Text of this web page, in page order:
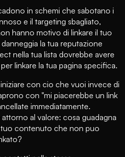
in schemi che sabotano i
e il targeting sbagliato,
hanno motivo di linkare il tuo
la tua reputazione
nella tua lista dovrebbe avere
linkare la tua pagina specifica.
con cio che vuoi invece di
con "mi piacerebbe un link
immediatamente.
al valore: cosa guadagna
contenuto che non puo